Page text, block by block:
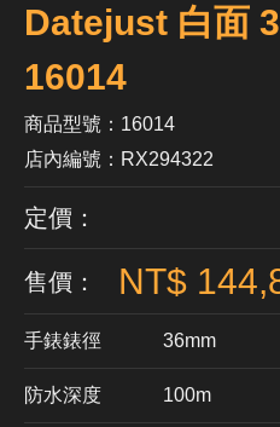
Datejust 白面
16014
商品型號：16014
店內編號：RX294322
定價：
售價： NT$
手錶錶徑 36mm
防水深度 100m